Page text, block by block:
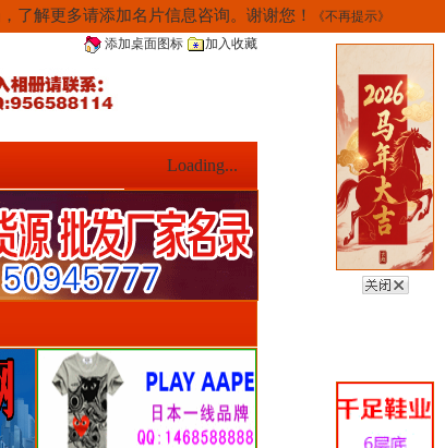
了解更多请添加名片信息咨询。谢谢您！
《不再提示》
添加桌面图标
加入收藏
Loading...